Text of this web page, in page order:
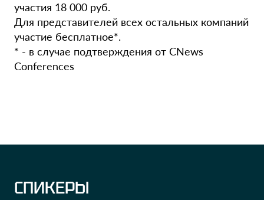
участия 18 000 руб.
Для представителей всех остальных компаний
участие бесплатное*.
* - в случае подтверждения от CNews
Conferences
СПИКЕРЫ